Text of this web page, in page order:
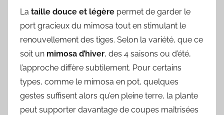
La taille douce et légère permet de garder le
port gracieux du mimosa tout en stimulant le
renouvellement des tiges. Selon la variété, que ce
soit un mimosa d’hiver, des 4 saisons ou d’été,
l’approche diffère subtilement. Pour certains
types, comme le mimosa en pot, quelques
gestes suffisent alors qu’en pleine terre, la plante
peut supporter davantage de coupes maîtrisées